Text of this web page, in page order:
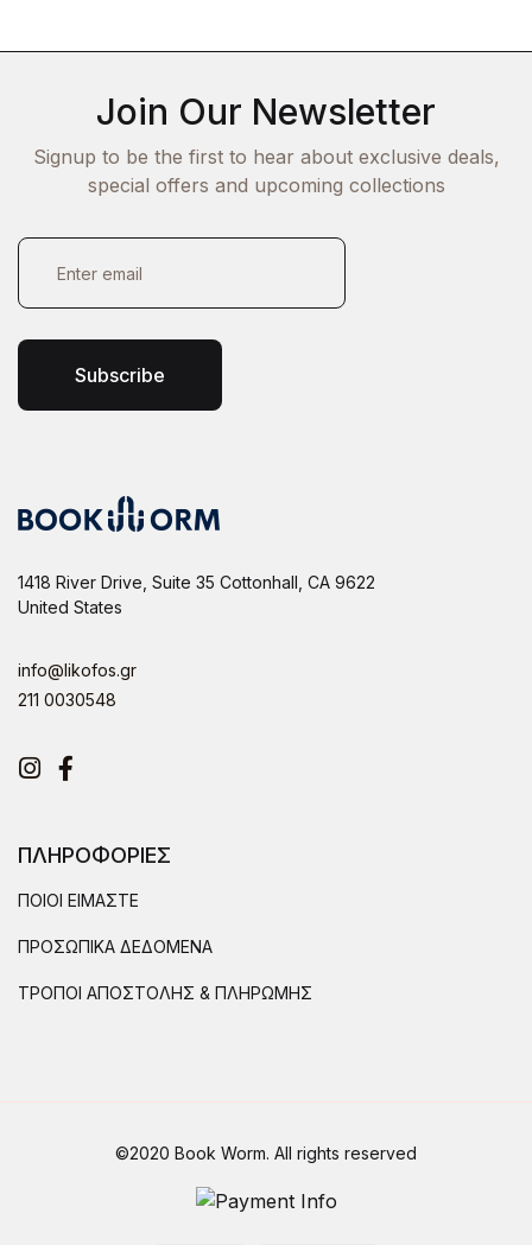
Join Our Newsletter
Signup to be the first to hear about exclusive deals,
special offers and upcoming collections
E
l
Subscribe
1418 River Drive, Suite 35 Cottonhall, CA 9622
United States
info@likofos.gr
211 0030548
Instagram
Facebook
ΠΛΗΡΟΦΟΡΙΕΣ
ΠΟΙΟΙ ΕΙΜΑΣΤΕ
ΠΡΟΣΩΠΙΚΑ ΔΕΔΟΜΕΝΑ
ΤΡΟΠΟΙ ΑΠΟΣΤΟΛΗΣ & ΠΛΗΡΩΜΗΣ
©2020 Book Worm. All rights reserved